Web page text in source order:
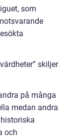
som
skiljer
på många
medan andra
och